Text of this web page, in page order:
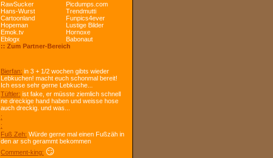
RawSucker
Picdumps.com
Hans-Wurst
Trendmutti
Cartoonland
Funpics4ever
Hopeman
Lustige Bilder
Emok.tv
Hornoxe
Eblogx
Babonaut
:: Zum Partner-Bereich
Bierfan: in 3 + 1/2 wochen gibts wieder
Lebkuchen! macht euch schonmal bereit!
Ich esse sehr gerne Lebkuche...
Tüftler: ist fake, er müsste ziemlich schnell
ne dreckige hand haben und weisse hose
auch dreckig. und was...
:
:
Fuß Zeh: Würde gerne mal einen Fußzäh in
den ar sch gerammt bekommen
Comment-king: 😏